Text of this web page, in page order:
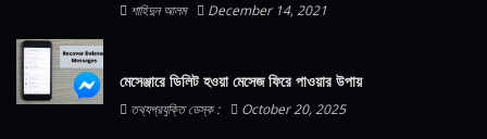
শাহিদুন আলম December 14, 2021
মেসেঞ্জারে ডিলিট হওয়া মেসেজ ফিরে পাওয়ার উপায়
তথ্যপ্রযুক্তি ডেস্ক : October 20, 2025